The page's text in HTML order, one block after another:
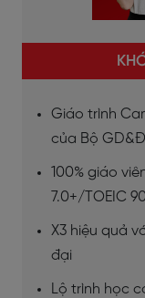
Giáo trình
của Bộ
100% giáo
7.0+/TOEIC
X3 hiệu quả
đại
Lộ trình học